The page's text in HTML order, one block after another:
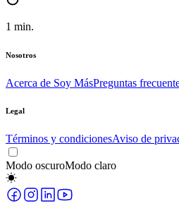
1 min.
Nosotros
Acerca de Soy MásPreguntas
Legal
Términos y condicionesAviso de
Modo oscuroModo claro